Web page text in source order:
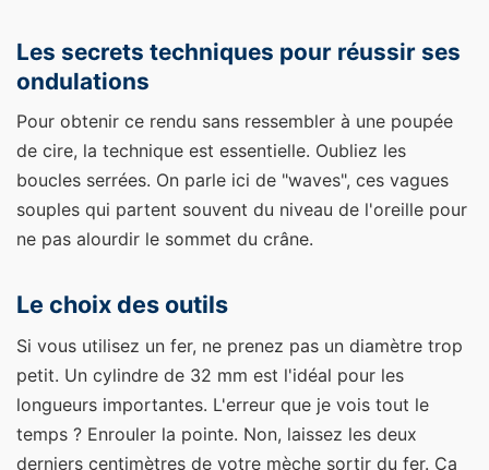
Les secrets techniques pour réussir ses
ondulations
Pour obtenir ce rendu sans ressembler à une poupée
de cire, la technique est essentielle. Oubliez les
boucles serrées. On parle ici de "waves", ces vagues
souples qui partent souvent du niveau de l'oreille pour
ne pas alourdir le sommet du crâne.
Le choix des outils
Si vous utilisez un fer, ne prenez pas un diamètre trop
petit. Un cylindre de 32 mm est l'idéal pour les
longueurs importantes. L'erreur que je vois tout le
temps ? Enrouler la pointe. Non, laissez les deux
derniers centimètres de votre mèche sortir du fer. Ça